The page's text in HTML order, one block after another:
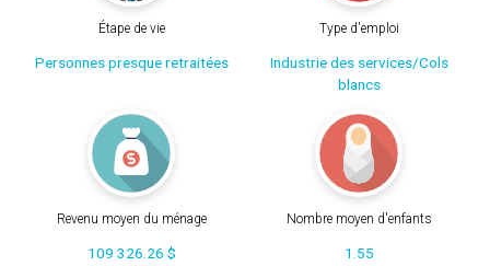
Étape de vie
Personnes presque retraitées
Type d'emploi
Industrie des services/Cols
blancs
Revenu moyen du ménage
109 326.26 $
Nombre moyen d'enfants
1.55